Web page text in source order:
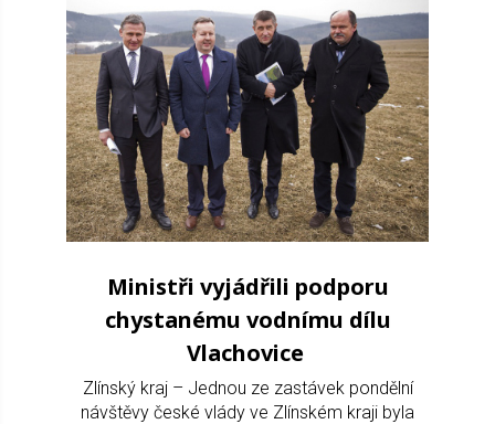
Ministři vyjádřili podporu
chystanému vodnímu dílu
Vlachovice
Zlínský kraj – Jednou ze zastávek pondělní
návštěvy české vlády ve Zlínském kraji byla